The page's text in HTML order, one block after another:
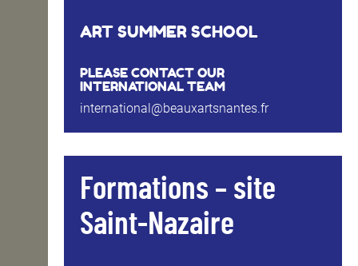
ART SUMMER SCHOOL
PLEASE CONTACT OUR
INTERNATIONAL TEAM
international@beauxartsnantes.fr
Formations – site
Saint-Nazaire